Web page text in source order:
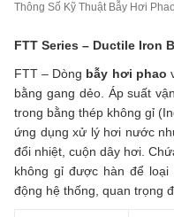
Thông Số Kỹ Thuật Bẫy Hơi Phao
FTT Series – Ductile Iron
FTT – Dòng bẫy hơi phao
bằng gang dẻo. Áp suất
trong bằng thép không gỉ
ứng dụng xử lý hơi nước
đổi nhiệt, cuộn dây hơi.
không gỉ được hàn để
động hệ thống, quan trọng